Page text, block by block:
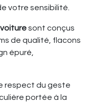
votre sensibilité.
sont conçus
de qualité, flacons
épuré,
respect du geste
portée à la